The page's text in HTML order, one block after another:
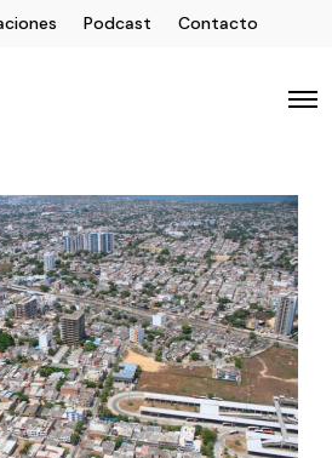
Podcast Contacto